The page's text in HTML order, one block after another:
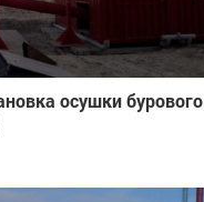
осушки бурового